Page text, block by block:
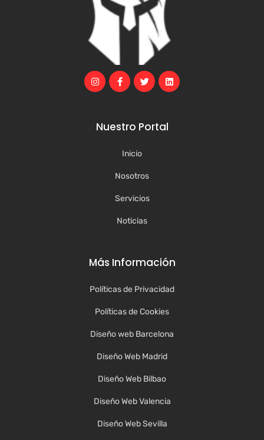
Nuestro Portal
Inicio
Nosotros
Servicios
Noticias
Más Información
Políticas de Privacidad
Políticas de Cookies
Diseño web Barcelona
Diseño Web Madrid
Diseño Web Bilbao
Diseño Web Valencia
Diseño Web Sevilla